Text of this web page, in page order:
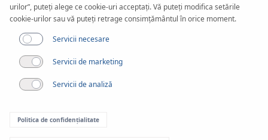
urilor”, puteți alege ce cookie-uri acceptați. Vă puteți modifica setările
cookie-urilor sau vă puteți retrage consimțământul în orice moment.
Servicii necesare
Servicii de marketing
Servicii de analiză
Politica de confidențialitate